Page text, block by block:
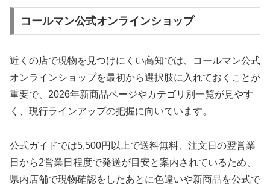
コールマン公式オンラインショップ
近くの店で現物を見つけにくい高知では、コールマン公式
オンラインショップを最初から選択肢に入れておくことが
重要で、2026年新商品ページやカテゴリ別一覧が見やす
く、現行ラインアップの把握に向いています。
公式ガイドでは5,500円以上で送料無料、注文日の翌営業
日から2営業日程度で発送が目安と案内されているため、
県内店舗で現物確認をしたあとに色違いや新商品を公式で